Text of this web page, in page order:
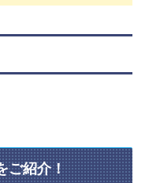
ご紹介！